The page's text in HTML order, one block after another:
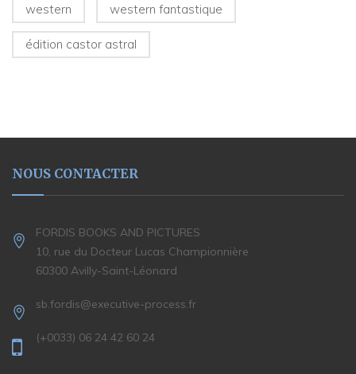
western western fantastique
édition castor astral
NOUS CONTACTER
FORDIS BOOKS AND PICTURES
10, rue du Docteur Lucas Championnière
60300 Avilly-Saint-Léonard
sb.fordis@executive-process.fr
(+0033) 06 24 42 60 24